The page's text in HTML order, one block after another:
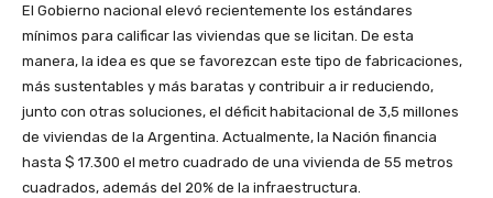
El Gobierno nacional elevó recientemente los estándares
mínimos para calificar las viviendas que se licitan. De esta
manera, la idea es que se favorezcan este tipo de fabricaciones,
más sustentables y más baratas y contribuir a ir reduciendo,
junto con otras soluciones, el déficit habitacional de 3,5 millones
de viviendas de la Argentina. Actualmente, la Nación financia
hasta $ 17.300 el metro cuadrado de una vivienda de 55 metros
cuadrados, además del 20% de la infraestructura.